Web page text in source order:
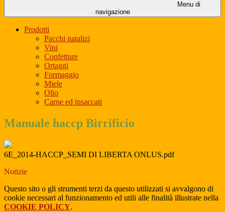
Menu di
navigazione
Prodotti
Pacchi natalizi
Vini
Confetture
Ortaggi
Formaggio
Miele
Olio
Carne ed insaccati
Manuale haccp Birrificio
6E_2014-HACCP_SEMI DI LIBERTA ONLUS.pdf
Notizie
Questo sito o gli strumenti terzi da questo utilizzati si avvalgono di
cookie necessari al funzionamento ed utili alle finalità illustrate nella
COOKIE POLICY.